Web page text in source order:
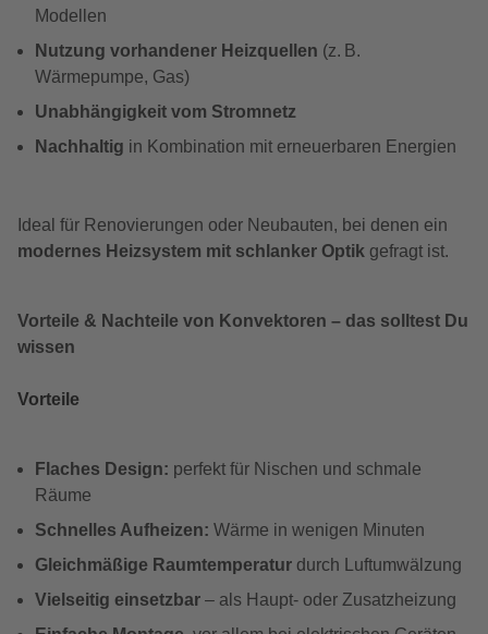
Modellen
Nutzung vorhandener Heizquellen (z. B.
Wärmepumpe, Gas)
Unabhängigkeit vom Stromnetz
Nachhaltig in Kombination mit erneuerbaren Energien
Ideal für Renovierungen oder Neubauten, bei denen ein
modernes Heizsystem mit schlanker Optik gefragt ist.
Vorteile & Nachteile von Konvektoren – das solltest Du
wissen
Vorteile
Flaches Design: perfekt für Nischen und schmale
Räume
Schnelles Aufheizen: Wärme in wenigen Minuten
Gleichmäßige Raumtemperatur durch Luftumwälzung
Vielseitig einsetzbar – als Haupt- oder Zusatzheizung